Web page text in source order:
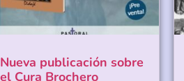
Nueva publicación sobre
el Cura Brochero